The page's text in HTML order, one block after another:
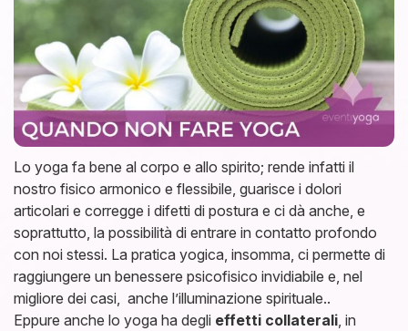
Lo yoga fa bene al corpo e allo spirito; rende infatti il
nostro fisico armonico e flessibile, guarisce i dolori
articolari e corregge i difetti di postura e ci dà anche, e
soprattutto, la possibilità di entrare in contatto profondo
con noi stessi. La pratica yogica, insomma, ci permette di
raggiungere un benessere psicofisico invidiabile e, nel
migliore dei casi, anche l’illuminazione spirituale..
Eppure anche lo yoga ha degli effetti collaterali , in